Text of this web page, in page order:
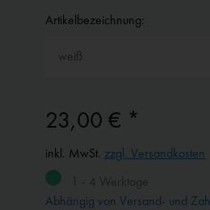
Artikelbezeichnung:
23,00 € *
inkl. MwSt. zzgl. Versandkosten
Abhängig von Versand- und